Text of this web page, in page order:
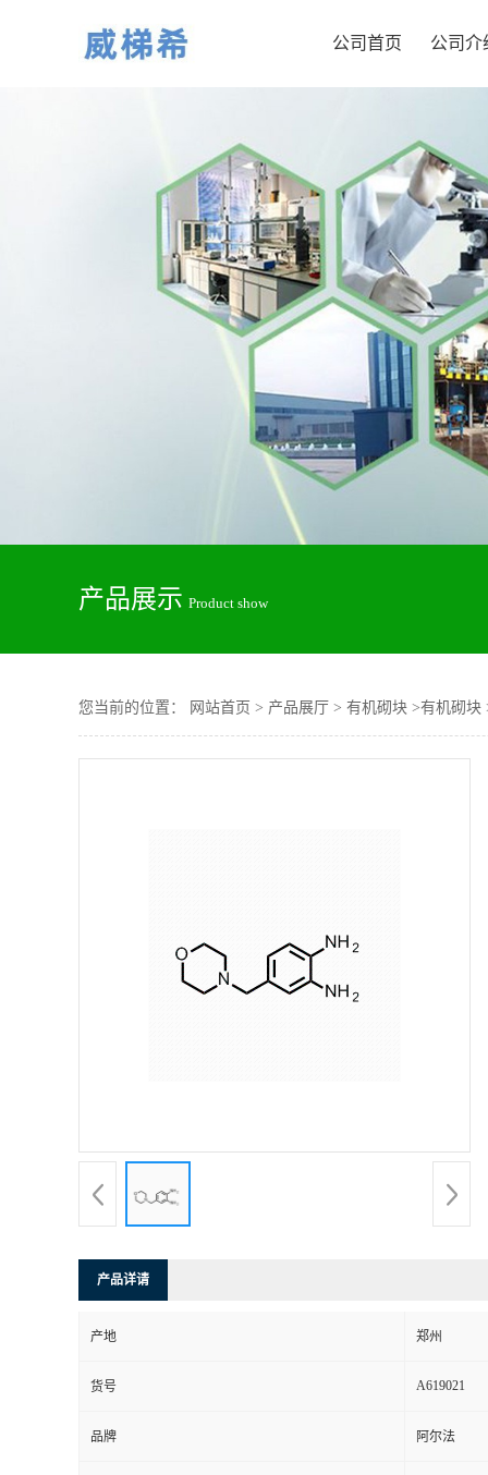
公司首页 公司介
产品展示 Product show
您当前的位置： 网站首页 > 产品展厅 > 有机砌块 >有机砌块
产品详请
产地 郑州
货号 A619021
品牌 阿尔法